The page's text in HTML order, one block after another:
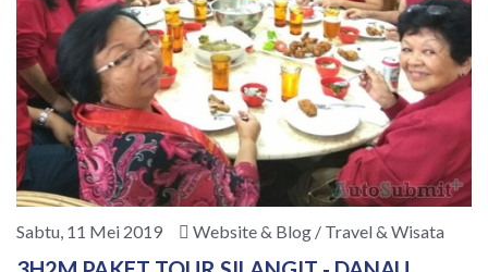
Sabtu, 11 Mei 2019 Website & Blog / Travel & Wisata